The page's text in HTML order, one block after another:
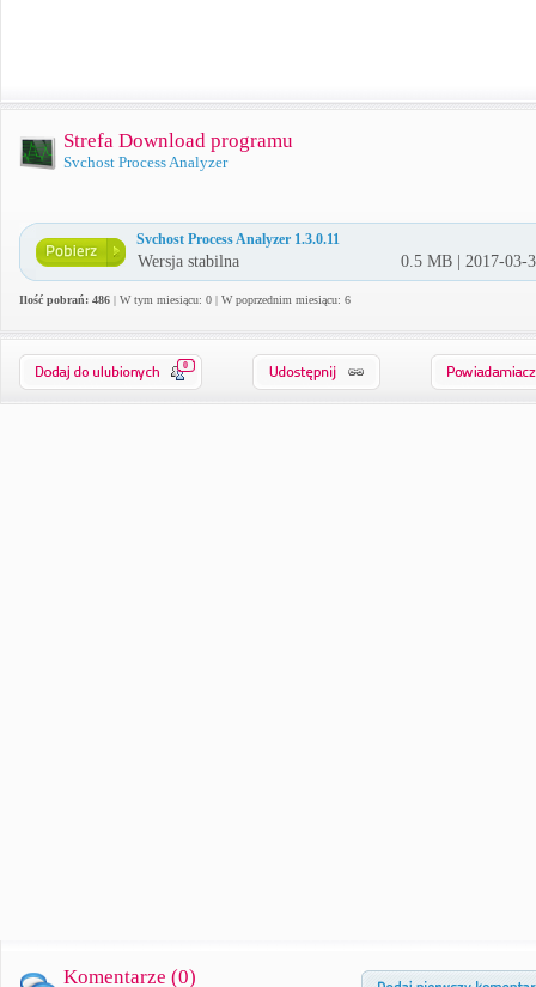
Strefa Download programu
Svchost Process Analyzer
Svchost Process Analyzer 1.3.0.11
Wersja stabilna 0.5 MB | 2017-03-
Ilość pobrań: 486 | W tym miesiącu: 0 | W poprzednim miesiącu: 6
0
Komentarze (0)